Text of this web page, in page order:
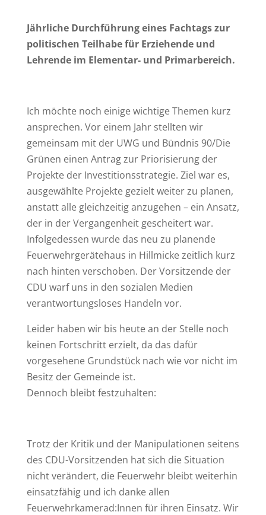
Jährliche Durchführung eines Fachtags zur
politischen Teilhabe für Erziehende und
Lehrende im Elementar- und Primarbereich.
Ich möchte noch einige wichtige Themen kurz
ansprechen. Vor einem Jahr stellten wir
gemeinsam mit der UWG und Bündnis 90/Die
Grünen einen Antrag zur Priorisierung der
Projekte der Investitionsstrategie. Ziel war es,
ausgewählte Projekte gezielt weiter zu planen,
anstatt alle gleichzeitig anzugehen – ein Ansatz,
der in der Vergangenheit gescheitert war.
Infolgedessen wurde das neu zu planende
Feuerwehrgerätehaus in Hillmicke zeitlich kurz
nach hinten verschoben. Der Vorsitzende der
CDU warf uns in den sozialen Medien
verantwortungsloses Handeln vor.
Leider haben wir bis heute an der Stelle noch
keinen Fortschritt erzielt, da das dafür
vorgesehene Grundstück nach wie vor nicht im
Besitz der Gemeinde ist.
Dennoch bleibt festzuhalten:
Trotz der Kritik und der Manipulationen seitens
des CDU-Vorsitzenden hat sich die Situation
nicht verändert, die Feuerwehr bleibt weiterhin
einsatzfähig und ich danke allen
Feuerwehrkamerad:Innen für ihren Einsatz. Wir